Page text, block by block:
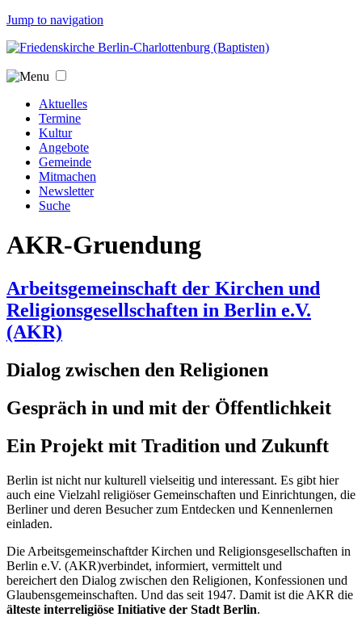
Jump to navigation
Aktuelles
Termine
Kultur
Angebote
Gemeinde
Mitmachen
Newsletter
Suche
AKR-Gruendung
Arbeitsgemeinschaft der Kirchen und
Religionsgesellschaften in Berlin e.V.
(AKR)
Dialog zwischen den Religionen
Gespräch in und mit der Öffentlichkeit
Ein Projekt mit Tradition und Zukunft
Berlin ist nicht nur kulturell vielseitig und interessant. Es gibt hier
auch eine Vielzahl religiöser Gemeinschaften und Einrichtungen, die
Berliner und deren Besucher zum Entdecken und Kennenlernen
einladen.
Die Arbeitsgemeinschaftder Kirchen und Religionsgesellschaften in
Berlin e.V. (AKR)verbindet, informiert, vermittelt und
bereichert den Dialog zwischen den Religionen, Konfessionen und
Glaubensgemeinschaften. Und das seit 1947. Damit ist die AKR die
älteste interreligiöse Initiative der Stadt Berlin.